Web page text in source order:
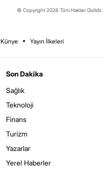
© Copyright 2026 Tüm Hakları Gizlidir.
Künye Yayın İlkeleri
Son Dakika
Sağlık
Teknoloji
Finans
Turizm
Yazarlar
Yerel Haberler